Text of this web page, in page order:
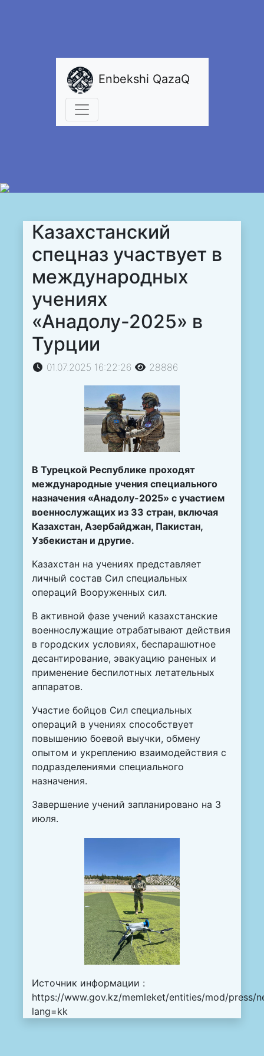
Enbekshi QazaQ
Казахстанский
спецназ участвует в
международных
учениях
«Анадолу-2025» в
Турции
01.07.2025 16:22:26 28886
В Турецкой Республике проходят
международные учения специального
назначения «Анадолу-2025» с участием
военнослужащих из 33 стран, включая
Казахстан, Азербайджан, Пакистан,
Узбекистан и другие.
Казахстан на учениях представляет
личный состав Сил специальных
операций Вооруженных сил.
В активной фазе учений казахстанские
военнослужащие отрабатывают действия
в городских условиях, беспарашютное
десантирование, эвакуацию раненых и
применение беспилотных летательных
аппаратов.
Участие бойцов Сил специальных
операций в учениях способствует
повышению боевой выучки, обмену
опытом и укреплению взаимодействия с
подразделениями специального
назначения.
Завершение учений запланировано на 3
июля.
Источник информации :
https://www.gov.kz/memleket/entities/mod/press/
lang=kk